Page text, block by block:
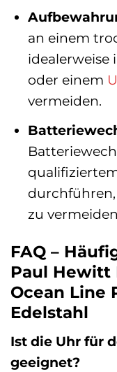
an einem
idealerweise
oder einem
vermeiden.
zu
FAQ –
Paul Hewitt
Ocean Line
Edelstahl
Ist die Uhr für
geeignet?